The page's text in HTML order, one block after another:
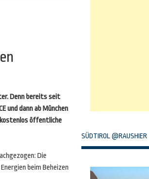
Denn bereits seit
und dann ab München
kostenlos öffentliche
Die
beim Beheizen
SÜDTIROL @RAUSHIER